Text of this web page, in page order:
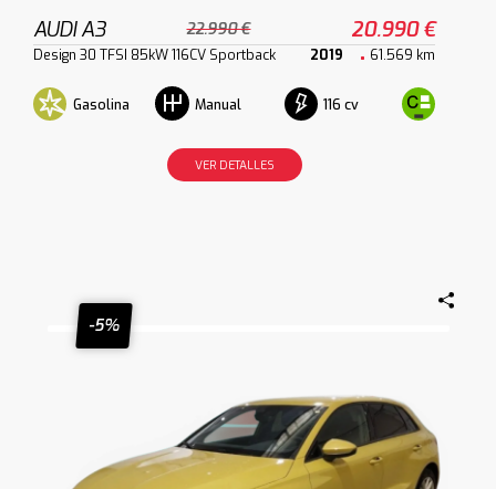
AUDI A3 22.990 € 20.990 €
Design 30 TFSI 85kW 116CV Sportback 2019 61.569 km
Gasolina Manual 116 cv
VER DETALLES
-5%